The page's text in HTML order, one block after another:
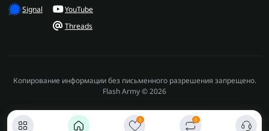
0 0
Signal
YouTube
Threads
Копирование информации без письменного разрешения запрещено.
Flash Army © 2026